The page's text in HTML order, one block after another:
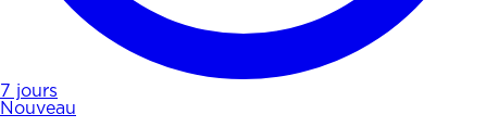
7 jours
Nouveau